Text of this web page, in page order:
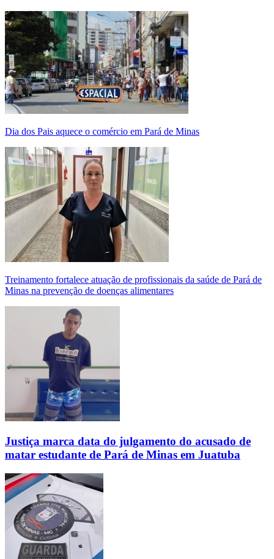
Dia dos Pais aquece o comércio em Pará de Minas
Treinamento fortalece atuação de profissionais da saúde de Pará de
Minas na prevenção de doenças alimentares
Justiça marca data do julgamento do acusado de
matar estudante de Pará de Minas em Juatuba